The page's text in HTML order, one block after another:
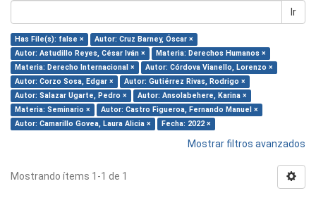
Ir
Has File(s): false ×
Autor: Cruz Barney, Óscar ×
Autor: Astudillo Reyes, César Iván ×
Materia: Derechos Humanos ×
Materia: Derecho Internacional ×
Autor: Córdova Vianello, Lorenzo ×
Autor: Corzo Sosa, Edgar ×
Autor: Gutiérrez Rivas, Rodrigo ×
Autor: Salazar Ugarte, Pedro ×
Autor: Ansolabehere, Karina ×
Materia: Seminario ×
Autor: Castro Figueroa, Fernando Manuel ×
Autor: Camarillo Govea, Laura Alicia ×
Fecha: 2022 ×
Mostrar filtros avanzados
Mostrando ítems 1-1 de 1